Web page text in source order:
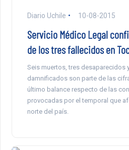
Diario Uchile 10-08-2015
Servicio Médico Legal
de los tres fallecidos en
Seis muertos, tres desaparecidos
damnificados son parte de las
último balance respecto de las
provocadas por el temporal que
norte del país.